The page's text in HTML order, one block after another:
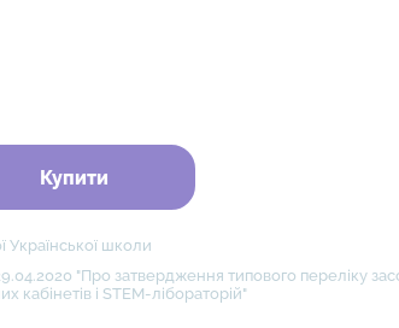
Купити
Української школи
"Про затвердження типового переліку
кабінетів і STEM-лібораторій"